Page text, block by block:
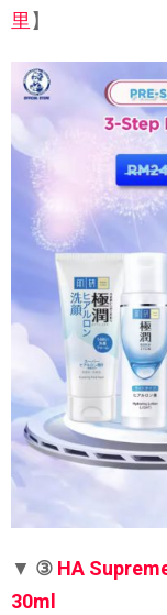
里 】
▼ ③ HA
30ml